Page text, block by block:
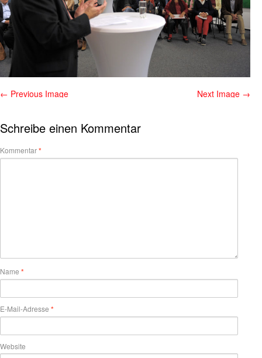
← Previous Image Next Image →
Schreibe einen Kommentar
Kommentar*
Name *
E-Mail-Adresse *
Website